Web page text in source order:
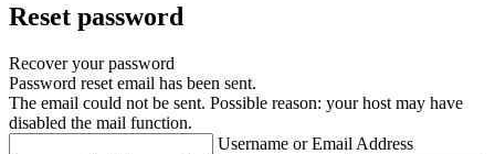
Reset password
Recover your password
Password reset email has been sent.
The email could not be sent. Possible reason: your host may have
disabled the mail function.
Username or Email Address